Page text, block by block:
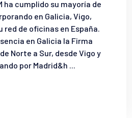
ha cumplido su mayoría de
en Galicia, Vigo,
red de oficinas en España.
en Galicia la Firma
Norte a Sur, desde Vigo y
por Madrid&h ...